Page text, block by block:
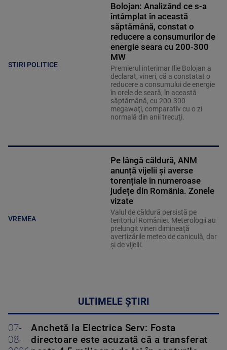
STIRI POLITICE
Bolojan: Analizând ce s-a
întâmplat în această
săptămână, constat o
reducere a consumurilor de
energie seara cu 200-300
MW
Premierul interimar Ilie Bolojan a
declarat, vineri, că a constatat o
reducere a consumului de energie
în orele de seară, în această
săptămână, cu 200-300
megawaţi, comparativ cu o zi
normală din anii trecuţi.
VREMEA
Pe lângă căldură, ANM
anunță vijelii și averse
torențiale în numeroase
județe din România. Zonele
vizate
Valul de căldură persistă pe
teritoriul României. Meterologii au
prelungit vineri dimineață
avertizările meteo de caniculă, dar
și de vijelii.
ULTIMELE ȘTIRI
07-
08-
Anchetă la Electrica Serv: Fosta
directoare este acuzată că a transferat